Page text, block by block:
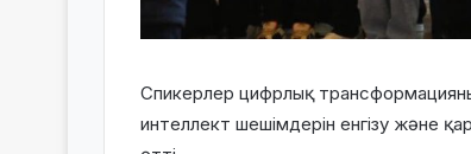
Спикерлер цифрлық
интеллект шешімдерін енгізу және